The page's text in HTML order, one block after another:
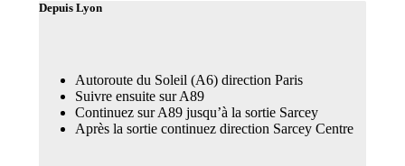
Depuis Lyon
Autoroute du Soleil (A6) direction Paris
Suivre ensuite sur A89
Continuez sur A89 jusqu’à la sortie Sarcey
Après la sortie continuez direction Sarcey Centre